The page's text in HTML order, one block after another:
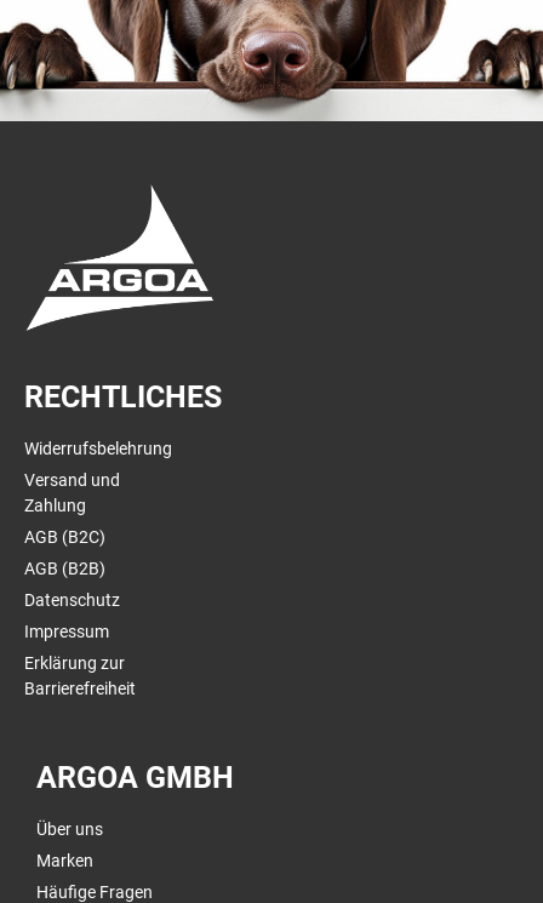
RECHTLICHES
Widerrufsbelehrung
Versand und
Zahlung
AGB (B2C)
AGB (B2B)
Datenschutz
Impressum
Erklärung zur
Barrierefreiheit
ARGOA GMBH
Über uns
Marken
Häufige Fragen